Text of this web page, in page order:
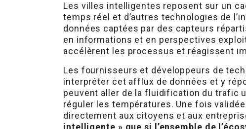
Les villes intelligentes reposent sur un
temps réel et d’autres technologies de
données captées par des capteurs
en informations et en perspectives
accélèrent les processus et réagissent
Les fournisseurs et développeurs de
interpréter cet afflux de données et y
peuvent aller de la fluidification du trafic
réguler les températures. Une fois
directement aux citoyens et aux
intelligente » que si l’ensemble de